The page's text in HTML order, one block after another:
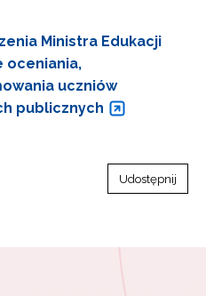
Ministra Edukacji
oceniania,
uczniów
publicznych
Udostępnij
z najnowszymi